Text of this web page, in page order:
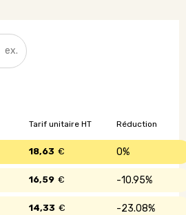
Réduction
Tarif unitaire HT
0%
18,63 €
10.95%
16,59 €
23.08%
14,33 €